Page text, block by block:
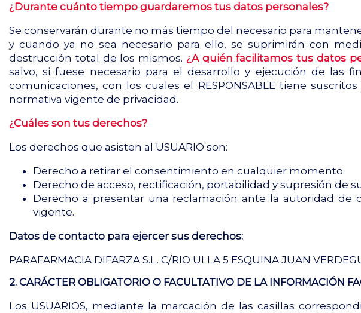
¿Durante cuánto tiempo guardaremos tus datos personales?
Se conservarán durante no más tiempo del necesario para
y cuando ya no sea necesario para ello, se suprimirán con
destrucción total de los mismos. ¿A quién facilitamos tus datos
salvo, si fuese necesario para el desarrollo y ejecución de las
comunicaciones, con los cuales el RESPONSABLE tiene
normativa vigente de privacidad.
¿Cuáles son tus derechos?
Los derechos que asisten al USUARIO son:
Derecho a retirar el consentimiento en cualquier momento.
Derecho de acceso, rectificación, portabilidad y supresión de
Derecho a presentar una reclamación ante la autoridad de
vigente.
Datos de contacto para ejercer sus derechos:
PARAFARMACIA DIFARZA S.L. C/RIO ULLA 5 ESQUINA JUAN
2. CARÁCTER OBLIGATORIO O FACULTATIVO DE LA INFORMACIÓN
Los USUARIOS, mediante la marcación de las casillas